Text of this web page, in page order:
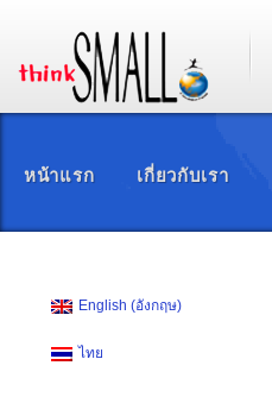
หน้าแรก เกี่ยวกับเรา
English (อังกฤษ)
ไทย